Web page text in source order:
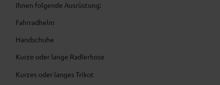
Ihnen folgende Ausrüstung:
Fahrradhelm
Handschuhe
Kurze oder lange Radlerhose
Kurzes oder langes Trikot